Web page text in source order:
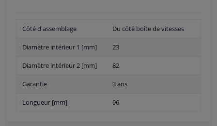
Côté d'assemblage Du côté boîte de vitesses
Diamètre intérieur 1 [mm] 23
Diamètre intérieur 2 [mm] 82
Garantie 3 ans
Longueur [mm] 96